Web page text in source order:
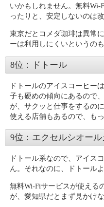
いかもしれません。無料
ったりと、安定しないのは
東京だとコメダ珈琲は異常
ーは利用しにくいというのも
8位：ドトール
ドトールのアイスコーヒー
子も硬めの傾向にあるので
が、サクッと仕事をするの
使える店舗もあるので、も
9位：エクセルシオール
ドトール系なので、アイス
ん。それなのに、ドトール
無料Wi-Fiサービスが使える
が、愛知県だとまず見かけな